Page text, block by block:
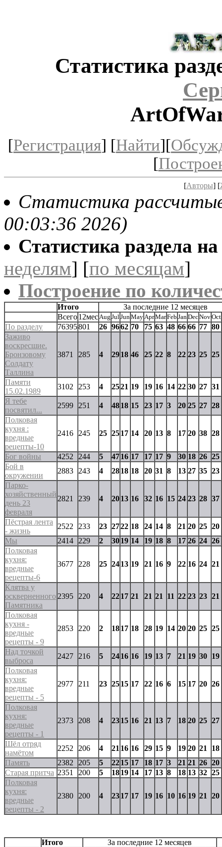
Статистика
[Регистрация] [Найти][
[
[Авторы] [
Статистика
00:03:36 2026)
Статистика раздела
неделям] [по месяцам]
Построение по
Итого
За последние 12 месяцев
Всего12мес Aug Jul Jun May AprMarFeb Jan DecNovOct
По разделу 76395801 26 9662 70 75 63 48 66 66 77 80
Заживо
воскресшие.
Бронзовому
Солдату
Таллина
3871 285 4 2918 46 25 22 8 22 23 25 25
Памяти
15.02.1989
3102 253 4 2521 19 19 16 14 22 30 27 31
Я тебе
посвятил...
2599 251 4 4818 15 23 17 3 20 25 27 28
Полковая
кухня :
вредные
рецепты-10
2416 245 25 2517 14 20 13 8 17 20 38 28
Бог войны 4252 244 5 4716 17 17 17 9 30 18 26 25
Бой в
окружении
2883 243 4 2818 18 20 31 8 13 27 35 23
Парко-
хозяйственный
день 23
февраля
2821 239 4 2013 16 32 16 15 24 23 28 37
Пёстрая лента
- жизнь
2522 233 23 2722 18 24 14 8 21 20 25 20
Мы
2414 229 2 3019 14 19 18 8 17 26 24 26
Полковая
кухня:
вредные
рецепты-6
3677 228 25 2413 19 21 16 9 22 16 24 21
Клятва у
оскверненного
Памятника
2395 220 4 2217 21 21 21 11 22 23 23 21
Полковая
кухня -
вредные
рецепты - 9
2853 220 2 1817 18 28 19 14 20 20 25 25
Над точкой
выброса
2427 216 5 2416 16 19 13 7 21 19 30 19
Полковая
кухня:
вредные
рецепты - 5
2977 211 23 2515 17 22 16 6 15 17 20 26
Полковая
кухня:
вредные
рецепты - 1
2373 208 4 2315 16 21 13 7 18 20 25 27
Шёл отряд
намётом
2252 206 4 21 16 16 29 15 9 19 20 21
18
Память
2382 205 5 2215 17 18 17 3 21 21 26 20
Старая притча 2351 200 5 1819 14 17 13 8 18 13 32 25
Полковая
кухня:
вредные
рецепты - 2
2380 200 4 2317 17 19 16 10 16 19 21 20
Итого
За последние 12 месяцев